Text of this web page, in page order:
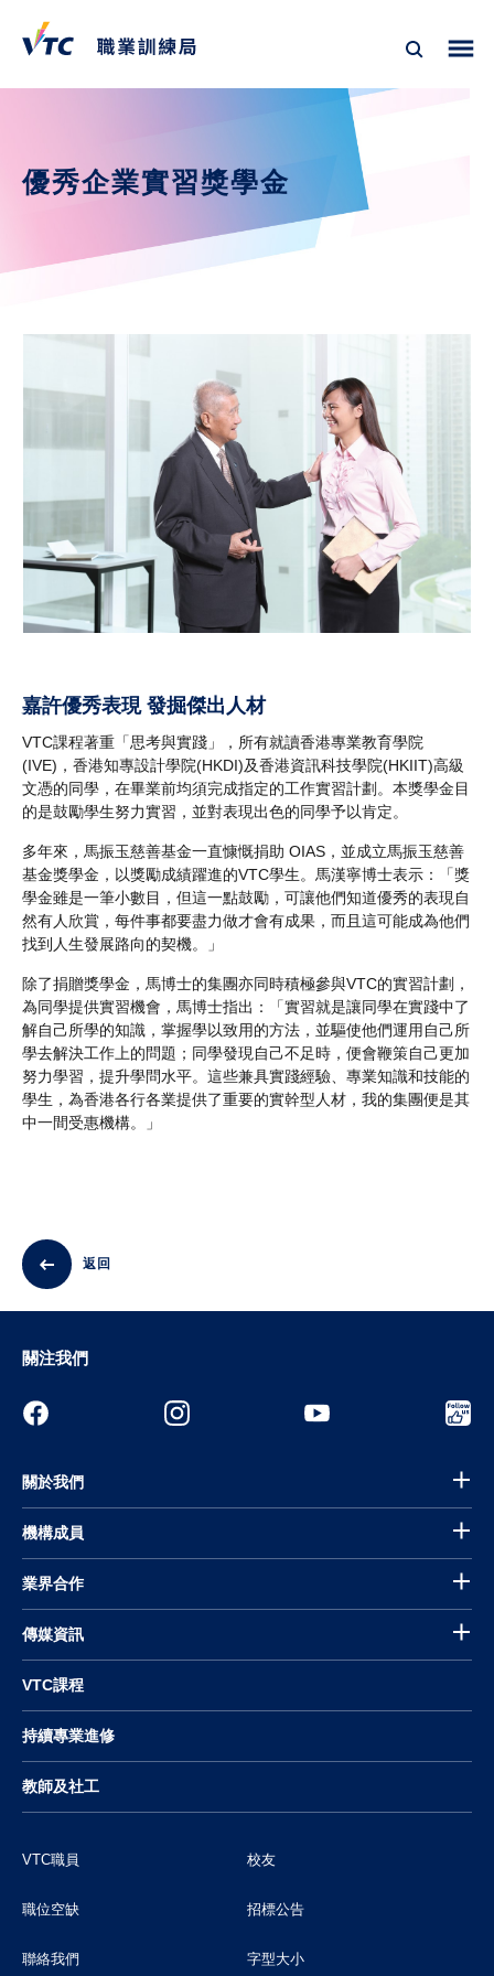
優秀企業實習獎學金
嘉許優秀表現 發掘傑出人材
VTC課程著重「思考與實踐」，所有就讀香港專業教育學院
(IVE)，香港知專設計學院(HKDI)及香港資訊科技學院(HKIIT)高級
文憑的同學，在畢業前均須完成指定的工作實習計劃。本獎學金目
的是鼓勵學生努力實習，並對表現出色的同學予以肯定。
多年來，馬振玉慈善基金一直慷慨捐助 OIAS，並成立馬振玉慈善
基金獎學金，以獎勵成績躍進的VTC學生。馬漢寧博士表示：「獎
學金雖是一筆小數目，但這一點鼓勵，可讓他們知道優秀的表現自
然有人欣賞，每件事都要盡力做才會有成果，而且這可能成為他們
找到人生發展路向的契機。」
除了捐贈獎學金，馬博士的集團亦同時積極參與VTC的實習計劃，
為同學提供實習機會，馬博士指出：「實習就是讓同學在實踐中了
解自己所學的知識，掌握學以致用的方法，並驅使他們運用自己所
學去解決工作上的問題；同學發現自己不足時，便會鞭策自己更加
努力學習，提升學問水平。這些兼具實踐經驗、專業知識和技能的
學生，為香港各行各業提供了重要的實幹型人材，我的集團便是其
中一間受惠機構。」
返回
關注我們
關於我們
機構成員
業界合作
傳媒資訊
VTC課程
持續專業進修
教師及社工
VTC職員 校友
職位空缺 招標公告
聯絡我們 字型大小